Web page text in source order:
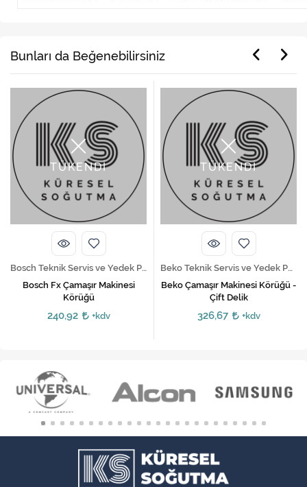
Bunları da Beğenebilirsiniz
TÜKENDİ
Bosch Teknik Servis ve Yedek Parça Hizmetleri
Bosch Fx Çamaşır Makinesi
Körüğü
240,92 +kdv
TÜKENDİ
Beko Teknik Servis ve Yedek Parça Hizmetleri
Beko Çamaşır Makinesi Körüğü -
Çift Delik
326,67 +kdv